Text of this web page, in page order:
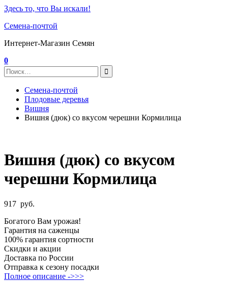
Здесь то, что Вы искали!
Семена-почтой
Интернет-Магазин Семян
0
Семена-почтой
Плодовые деревья
Вишня
Вишня (дюк) со вкусом черешни Кормилица
Вишня (дюк) со вкусом
черешни Кормилица
917 руб.
Богатого Вам урожая!
Гарантия на саженцы
100% гарантия сортности
Скидки и акции
Доставка по России
Отправка к сезону посадки
Полное описание ->>>